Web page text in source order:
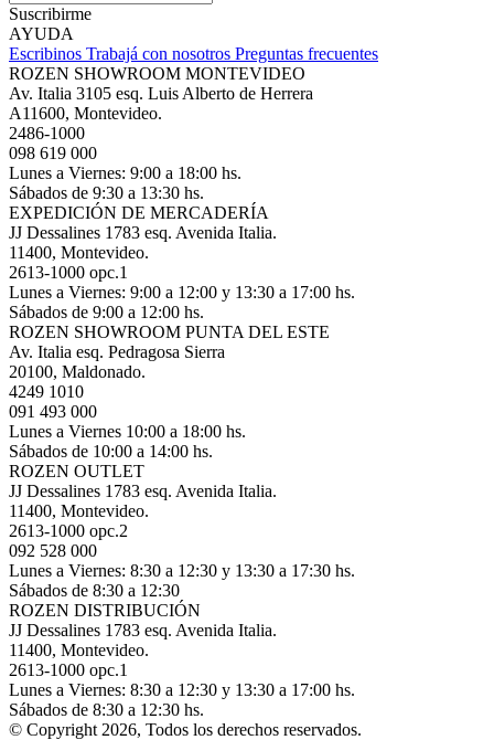
Suscribirme
AYUDA
Escribinos Trabajá con nosotros Preguntas frecuentes
ROZEN SHOWROOM MONTEVIDEO
Av. Italia 3105 esq. Luis Alberto de Herrera
A11600, Montevideo.
2486-1000
098 619 000
Lunes a Viernes: 9:00 a 18:00 hs.
Sábados de 9:30 a 13:30 hs.
EXPEDICIÓN DE MERCADERÍA
JJ Dessalines 1783 esq. Avenida Italia.
11400, Montevideo.
2613-1000 opc.1
Lunes a Viernes: 9:00 a 12:00 y 13:30 a 17:00 hs.
Sábados de 9:00 a 12:00 hs.
ROZEN SHOWROOM PUNTA DEL ESTE
Av. Italia esq. Pedragosa Sierra
20100, Maldonado.
4249 1010
091 493 000
Lunes a Viernes 10:00 a 18:00 hs.
Sábados de 10:00 a 14:00 hs.
ROZEN OUTLET
JJ Dessalines 1783 esq. Avenida Italia.
11400, Montevideo.
2613-1000 opc.2
092 528 000
Lunes a Viernes: 8:30 a 12:30 y 13:30 a 17:30 hs.
Sábados de 8:30 a 12:30
ROZEN DISTRIBUCIÓN
JJ Dessalines 1783 esq. Avenida Italia.
11400, Montevideo.
2613-1000 opc.1
Lunes a Viernes: 8:30 a 12:30 y 13:30 a 17:00 hs.
Sábados de 8:30 a 12:30 hs.
© Copyright 2026, Todos los derechos reservados.